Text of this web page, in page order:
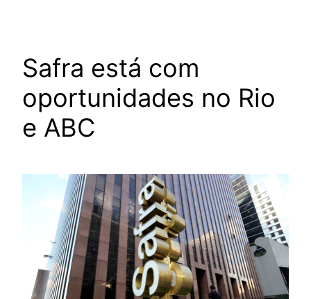
Safra está com
oportunidades no Rio
e ABC